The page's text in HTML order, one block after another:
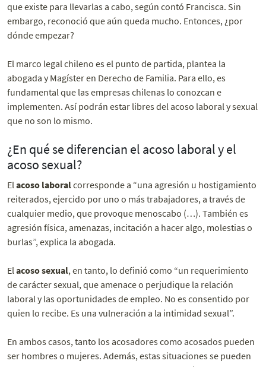
que existe para llevarlas a cabo, según contó Francisca. Sin
embargo, reconoció que aún queda mucho. Entonces, ¿por
dónde empezar?
El marco legal chileno es el punto de partida, plantea la
abogada y Magíster en Derecho de Familia. Para ello, es
fundamental que las empresas chilenas lo conozcan e
implementen. Así podrán estar libres del acoso laboral y sexual
que no son lo mismo.
¿En qué se diferencian el acoso laboral y el
acoso sexual?
Elacoso laboralcorresponde a “una agresión u hostigamiento
reiterados, ejercido por uno o más trabajadores, a través de
cualquier medio, que provoque menoscabo (…). También es
agresión física, amenazas, incitación a hacer algo, molestias o
burlas”, explica la abogada.
Elacoso sexual, en tanto, lo definió como “un requerimiento
de carácter sexual, que amenace o perjudique la relación
laboral y las oportunidades de empleo. No es consentido por
quien lo recibe. Es una vulneración a la intimidad sexual”.
En ambos casos, tanto los acosadores como acosados pueden
ser hombres o mujeres. Además, estas situaciones se pueden